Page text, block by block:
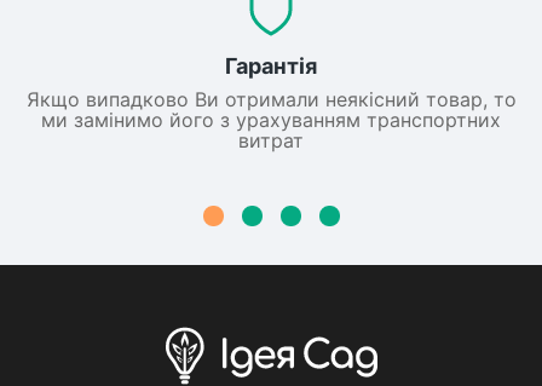
Гарантія
Якщо випадково Ви отримали неякісний товар, то
ми замінимо його з урахуванням транспортних
витрат